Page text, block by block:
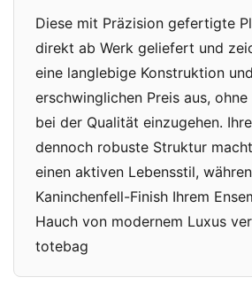
Diese mit Präzision gefertigte
direkt ab Werk geliefert und
eine langlebige Konstruktion
erschwinglichen Preis aus,
bei der Qualität einzugehen.
dennoch robuste Struktur
einen aktiven Lebensstil,
Kaninchenfell-Finish Ihrem
Hauch von modernem Luxus
totebag